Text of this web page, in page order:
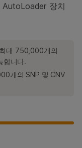
AutoLoader 장치
대 750,000개의
합니다.
개의 SNP 및 CNV